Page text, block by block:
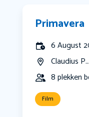
Primavera
6 August
Claudius P...
8 plekken
Film